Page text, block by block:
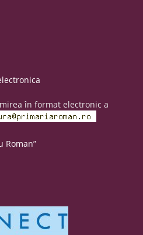
în format electronic a
Roman”